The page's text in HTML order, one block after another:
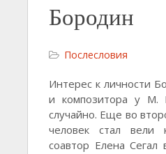
Бородин
Послесловия
Интерес к личности
и композитора у М.
случайно. Еще во
человек стал
соавтор Елена Сегал